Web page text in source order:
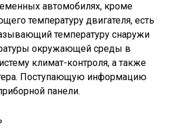
автомобилях, кроме
температуру двигателя, есть
температуру снаружи
окружающей среды в
климат-контроля, а также
Поступающую информацию
панели.